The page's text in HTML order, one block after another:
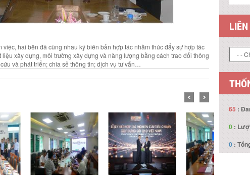
hai bên đã cùng nhau ký biên bản hợp tác nhằm thúc đẩy sự hợp tác
xây dựng, môi trường xây dựng và năng lượng bằng cách trao đổi thông
và phát triển; chia sẻ thông tin; dịch vụ tư vấn…
65 :
0 :
0 :